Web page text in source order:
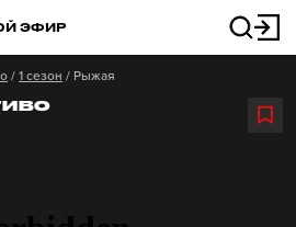
ЭФИР
/ 1 сезон / Рыжая